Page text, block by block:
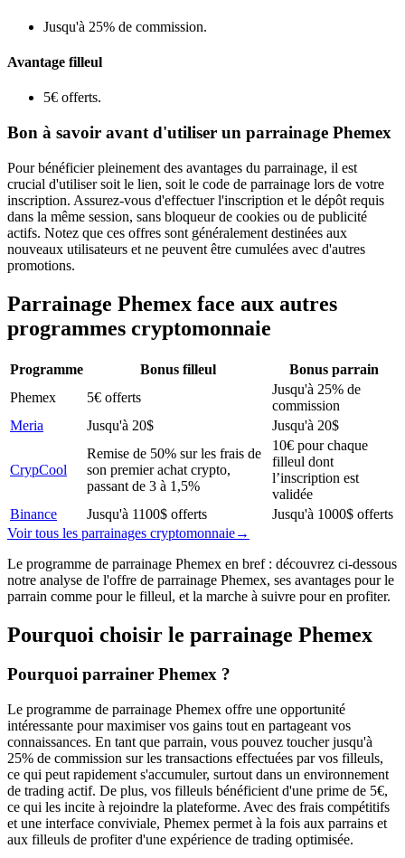
Jusqu'à 25% de commission.
Avantage filleul
5€ offerts.
Bon à savoir avant d'utiliser un parrainage Phemex
Pour bénéficier pleinement des avantages du parrainage, il est
crucial d'utiliser soit le lien, soit le code de parrainage lors de votre
inscription. Assurez-vous d'effectuer l'inscription et le dépôt requis
dans la même session, sans bloqueur de cookies ou de publicité
actifs. Notez que ces offres sont généralement destinées aux
nouveaux utilisateurs et ne peuvent être cumulées avec d'autres
promotions.
Parrainage Phemex face aux autres
programmes cryptomonnaie
Programme Bonus filleul
Bonus parrain
Phemex
5€ offerts
Jusqu'à 25% de
commission
Meria
Jusqu'à 20$ Jusqu'à 20$
CrypCool
Remise de 50% sur les frais de
son premier achat crypto,
passant de 3 à 1,5%
10€ pour chaque
filleul dont
l’inscription est
validée
Binance
Jusqu'à 1100$ offerts
Jusqu'à 1000$ offerts
Voir tous les parrainages cryptomonnaie→
Le programme de parrainage Phemex en bref : découvrez ci-dessous
notre analyse de l'offre de parrainage Phemex, ses avantages pour le
parrain comme pour le filleul, et la marche à suivre pour en profiter.
Pourquoi choisir le parrainage Phemex
Pourquoi parrainer Phemex ?
Le programme de parrainage Phemex offre une opportunité
intéressante pour maximiser vos gains tout en partageant vos
connaissances. En tant que parrain, vous pouvez toucher jusqu'à
25% de commission sur les transactions effectuées par vos filleuls,
ce qui peut rapidement s'accumuler, surtout dans un environnement
de trading actif. De plus, vos filleuls bénéficient d'une prime de 5€,
ce qui les incite à rejoindre la plateforme. Avec des frais compétitifs
et une interface conviviale, Phemex permet à la fois aux parrains et
aux filleuls de profiter d'une expérience de trading optimisée.